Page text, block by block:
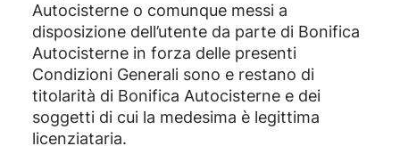
Autocisterne o comunque messi a
disposizione dell’utente da parte di Bonifica
Autocisterne in forza delle presenti
Condizioni Generali sono e restano di
titolarità di Bonifica Autocisterne e dei
soggetti di cui la medesima è legittima
licenziataria.